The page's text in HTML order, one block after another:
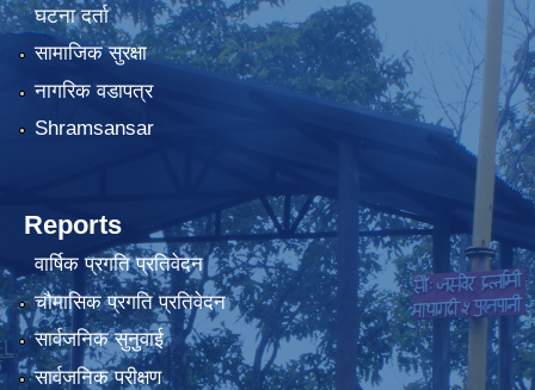
घटना दर्ता
सामाजिक सुरक्षा
नागरिक वडापत्र
Shramsansar
Reports
वार्षिक प्रगति प्रतिवेदन
चौमासिक प्रगति प्रतिवेदन
सार्वजनिक सुनुवाई
सार्वजनिक परीक्षण